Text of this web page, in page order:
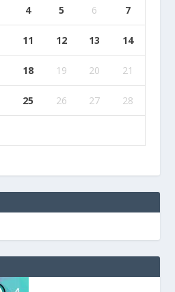
4 5 6 7
11 12 13 14
18 19 20 21
25 26 27 28